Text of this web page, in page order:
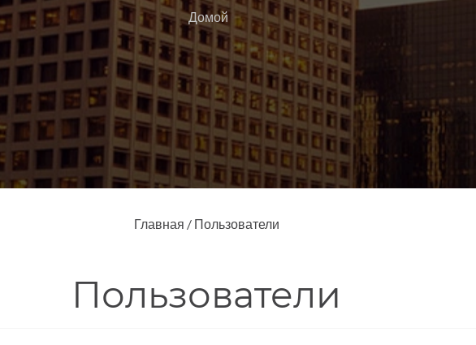
Домой
Главная / Пользователи
Пользователи